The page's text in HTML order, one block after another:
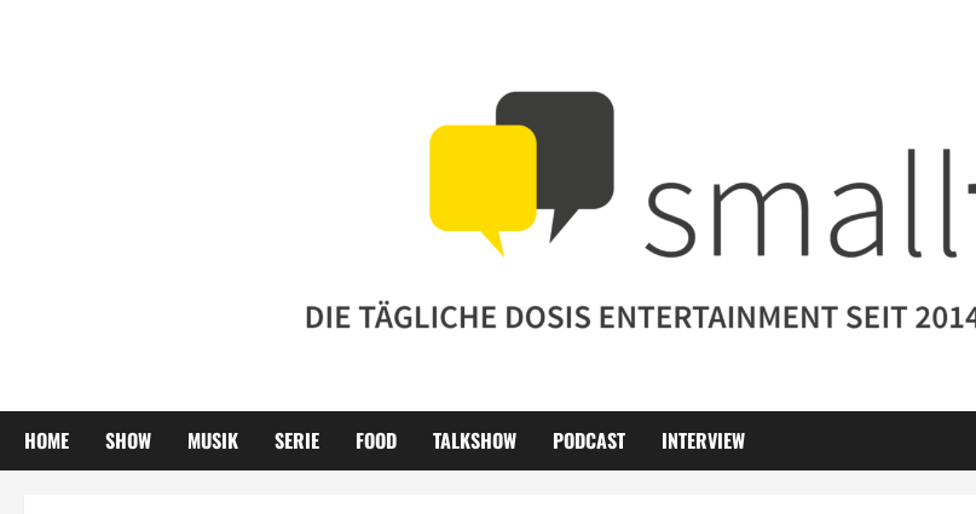
HOME SHOW MUSIK SERIE FOOD TALKSHOW PODCAST INTERVIEW